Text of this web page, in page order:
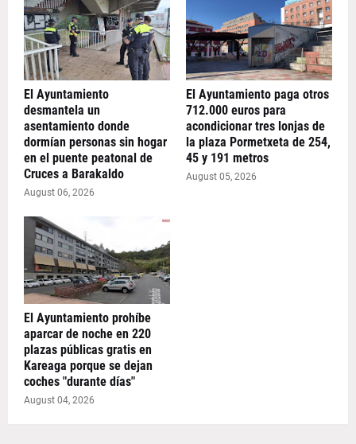
El Ayuntamiento
desmantela un
asentamiento donde
dormían personas sin hogar
en el puente peatonal de
Cruces a Barakaldo
August 06, 2026
El Ayuntamiento paga otros
712.000 euros para
acondicionar tres lonjas de
la plaza Pormetxeta de 254,
45 y 191 metros
August 05, 2026
El Ayuntamiento prohíbe
aparcar de noche en 220
plazas públicas gratis en
Kareaga porque se dejan
coches "durante días"
August 04, 2026